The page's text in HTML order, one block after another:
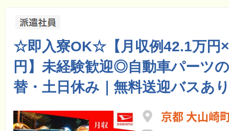
☆即入寮OK☆【月収例42.1万円
円】未経験歓迎◎自動車パーツ
替・土日休み｜無料送迎バスあ
京都 大山崎